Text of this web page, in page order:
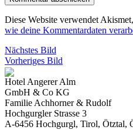
Diese Website verwendet
wie deine Kommentardaten
Nächstes Bild
Vorheriges Bild
Hotel Angerer Alm
GmbH & Co KG
Familie Achhorner & Rudolf
Hochgurgler Strasse 3
A-6456 Hochgurgl, Tirol, Ötztal,